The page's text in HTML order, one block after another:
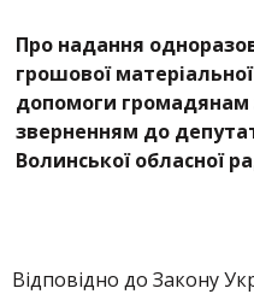
Про надання
грошової матеріальної
допомоги громадянам
зверненням до
Волинської обласної
Відповідно до Закону